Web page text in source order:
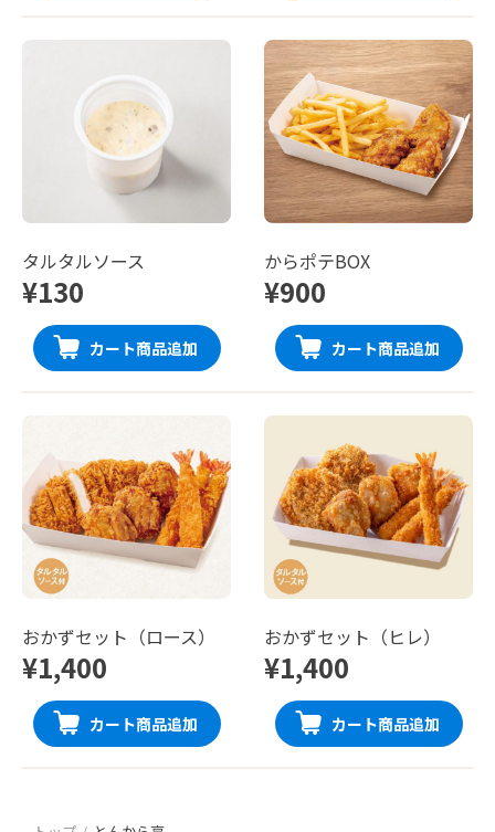
タルタルソース
¥130
カート商品追加
からポテBOX
¥900
カート商品追加
おかずセット（ロース）
¥1,400
カート商品追加
おかずセット（ヒレ）
¥1,400
カート商品追加